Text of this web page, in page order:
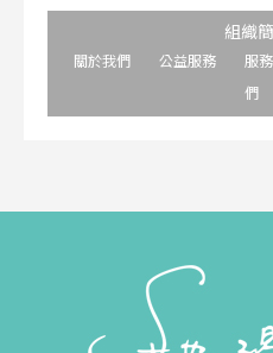
組織
關於我們 公益服務 服
們